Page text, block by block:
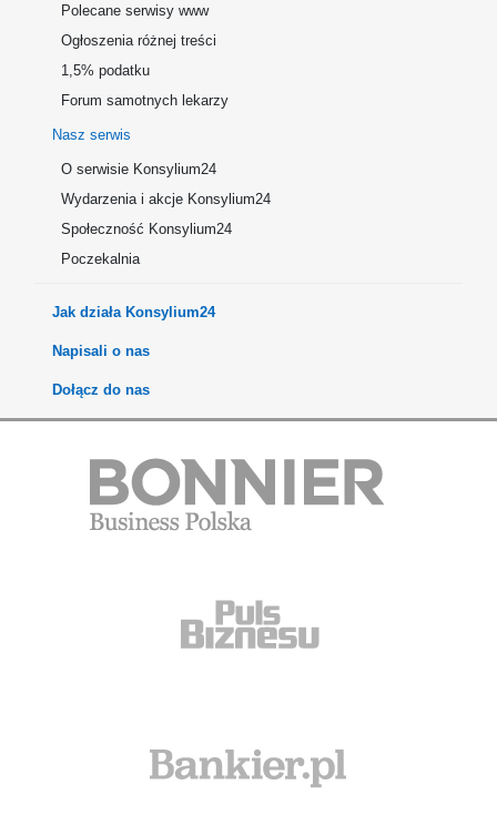
Polecane serwisy www
Ogłoszenia różnej treści
1,5% podatku
Forum samotnych lekarzy
Nasz serwis
O serwisie Konsylium24
Wydarzenia i akcje Konsylium24
Społeczność Konsylium24
Poczekalnia
Jak działa Konsylium24
Napisali o nas
Dołącz do nas